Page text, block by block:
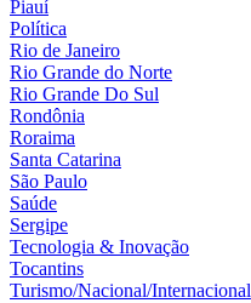
Piauí
Política
Rio de Janeiro
Rio Grande do Norte
Rio Grande Do Sul
Rondônia
Roraima
Santa Catarina
São Paulo
Saúde
Sergipe
Tecnologia & Inovação
Tocantins
Turismo/Nacional/Internacional